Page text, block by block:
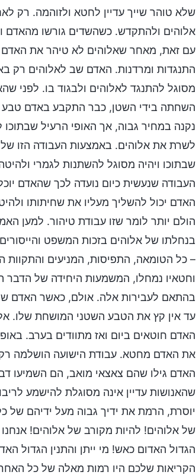
שלא טוהר שייך עדיין לחטא ולזוהמה. רק
אלוהים ולהתקדש. כשהשדים גורשו מהאדם
עם זאת, מאחר שאלוהים לא טיהר את האדם
התנגדות ומרדנות. האדם שב לאלוהים רק
מסוגל להתנגד לאלוהים ולבגוד בו. לפני
השחתה בידי השטן, כבר התקבע באדם טבע
נקנה במחיר גבוה, אך האופי הרעיל
לשרת את אלוהים. באמצעות העבודה הזו
שבתוכו ויהיה מסוגל להשתנות לגמרי
העבודה שנעשית כיום נועדה לכך שהאדם
האדם יכול להשליך מעליו את שחיתותו
הולם יותר לומר שזו עבודת טיהור. למען
בנחלתו של אלוהים בזכות המשפט
– כל הטומאה, התפיסות, המניעים
וחטאיו נמחלו, המשמעות היחידה של הדבר
בהתאם לעבירות אלה. אולם, כאשר האדם
עד אין קץ את הטבע השטני המושחת שלו.
האדם חוטאים ביום ואז מתוודים בערב.
את האדם מחטא. עבודת הישועה הושלמה רק
האדם גילו שהם צאצאי מואב, הם השמיעו
שהאנושות עדיין אינה מסוגלת להישמע
יוסרת, הרמת את ידיך גבוה מעל ידיהם של
של אלוהים! להיות מקורב של אלוהים!
הגדול האדום כאש! מי ייתן והתנין הגדול
הקריאות שלכם היו רמות מאלה של כל